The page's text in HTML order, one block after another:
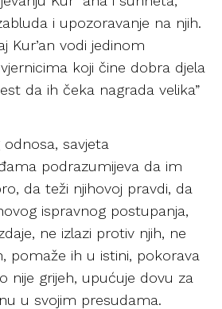
i upozoravanje na njih.
Kur’an vodi jedinom
koji čine dobra djela
da ih čeka nagrada velika”
savjeta
podrazumijeva da im
da teži njihovoj pravdi, da
ispravnog postupanja,
ne izlazi protiv njih, ne
pomaže ih u istini, pokorava
nije grijeh, upućuje dovu za
u svojim presudama.